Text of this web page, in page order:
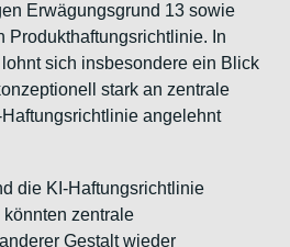
Erwägungsgrund 13 sowie
Produkthaftungsrichtlinie. In
sich insbesondere ein Blick
stark an zentrale
angelehnt
die KI-Haftungsrichtlinie
zentrale
Gestalt wieder